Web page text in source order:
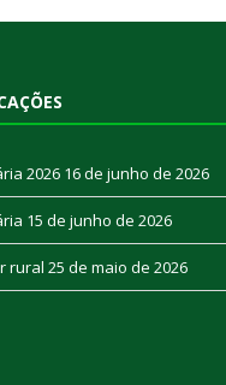
2026 16 de junho de 2026
15 de junho de 2026
rural 25 de maio de 2026